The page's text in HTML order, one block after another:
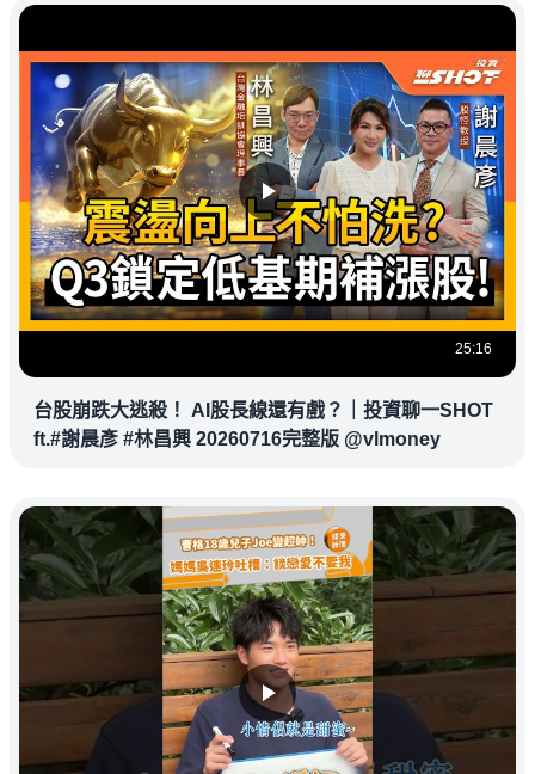
25:16
台股崩跌大逃殺！ AI股長線還有戲？｜投資聊一SHOT
ft.#謝晨彥 #林昌興 20260716完整版 @vlmoney